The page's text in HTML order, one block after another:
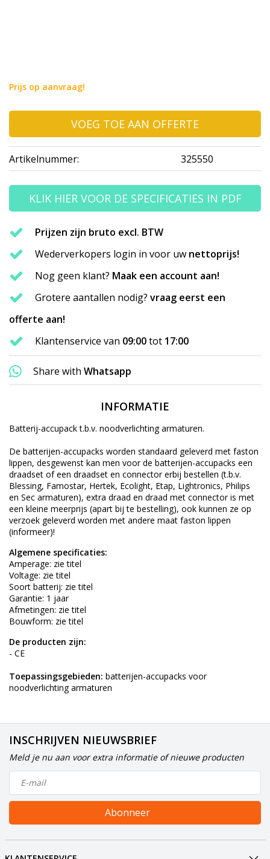
Prijs op aanvraag!
VOEG TOE AAN OFFERTE
Artikelnummer: 325550
KLIK HIER VOOR DE SPECIFICATIES IN PDF
Prijzen zijn bruto excl. BTW
Wederverkopers login in voor uw nettoprijs!
Nog geen klant? Maak een account aan!
Grotere aantallen nodig? vraag eerst een
offerte aan!
Klantenservice van 09:00tot 17:00
Share with Whatsapp
INFORMATIE
Batterij-accupack t.b.v. noodverlichting armaturen.
De batterijen-accupacks worden standaard geleverd met faston
lippen, desgewenst kan men voor de batterijen-accupacks een
draadset of een draadset en connector erbij bestellen (t.b.v.
Blessing, Famostar, Hertek, Ecolight, Etap, Lightronics, Philips
en Sec armaturen), extra draad en draad met connector is met
een kleine meerprijs (apart bij te bestelling), ook kunnen ze op
verzoek geleverd worden met andere maat faston lippen
(informeer)!
Algemene specificaties:
Amperage: zie titel
Voltage: zie titel
Soort batterij: zie titel
Garantie: 1 jaar
Afmetingen: zie titel
Bouwform: zie titel
De producten zijn:
- CE
Toepassingsgebieden: batterijen-accupacks voor
noodverlichting armaturen
INSCHRIJVEN NIEUWSBRIEF
Meld je nu aan voor extra informatie of nieuwe producten
Abonneer